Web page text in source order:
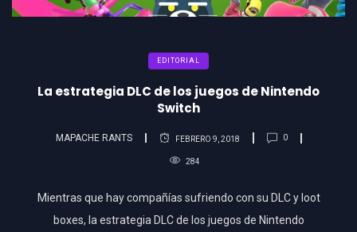
EDITORIAL
La estrategia DLC de los juegos de Nintendo
Switch
MAPACHE RANTS FEBRERO 9, 2018 0
284
Mientras que hay compañías sufriendo con su DLC y loot
boxes, la estrategia DLC de los juegos de Nintendo